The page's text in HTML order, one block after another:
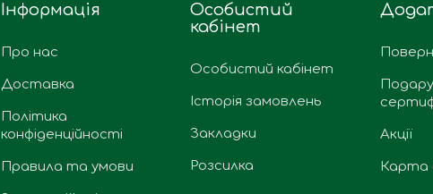
Інформація
Про нас
Доставка
Політика
конфіденційності
Правила та умови
Особистий
кабінет
Особистий кабінет
Історія замовлень
Закладки
Розсилка
Акції
Карта